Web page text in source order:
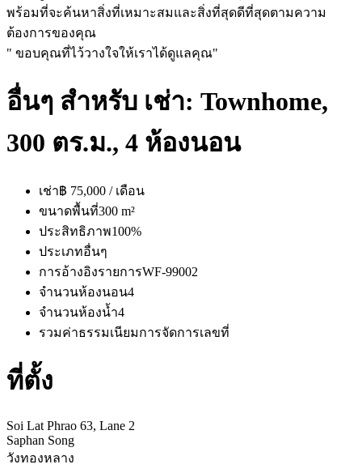
พร้อมที่จะค้นหาสิ่งที่เหมาะสมและสิ่งที่สุดดีที่สุดตามความ
ต้องการของคุณ
" ขอบคุณที่ไว้วางใจให้เราได้ดูแลคุณ"
อื่นๆ สำหรับ เช่า: Townhome,
300 ตร.ม., 4 ห้องนอน
เช่า฿ 75,000 / เดือน
ขนาดพื้นที่300 m²
ประสิทธิภาพ100%
ประเภทอื่นๆ
การอ้างอิงรายการWF-99002
จำนวนห้องนอน4
จำนวนห้องน้ำ4
รวมค่าธรรมเนียมการจัดการเลขที่
ที่ตั้ง
Soi Lat Phrao 63, Lane 2
Saphan Song
วังทองหลาง